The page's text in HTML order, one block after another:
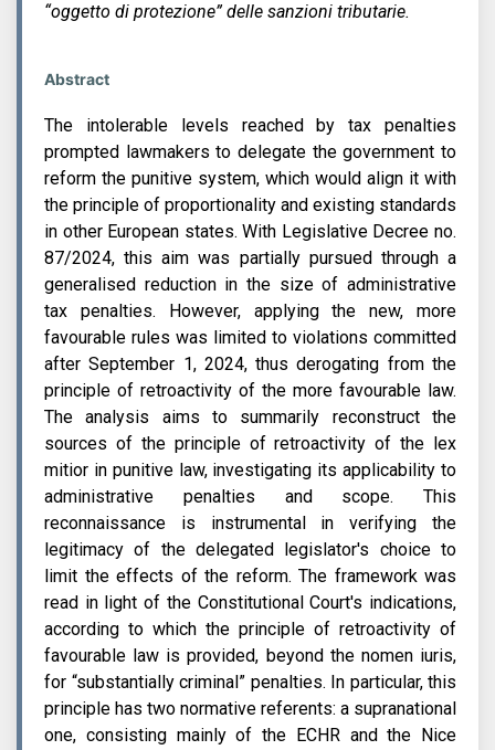
“oggetto di protezione” delle sanzioni tributarie.
Abstract
The intolerable levels reached by tax penalties
prompted lawmakers to delegate the government to
reform the punitive system, which would align it with
the principle of proportionality and existing standards
in other European states. With Legislative Decree no.
87/2024, this aim was partially pursued through a
generalised reduction in the size of administrative
tax penalties. However, applying the new, more
favourable rules was limited to violations committed
after September 1, 2024, thus derogating from the
principle of retroactivity of the more favourable law.
The analysis aims to summarily reconstruct the
sources of the principle of retroactivity of the lex
mitior in punitive law, investigating its applicability to
administrative penalties and scope. This
reconnaissance is instrumental in verifying the
legitimacy of the delegated legislator's choice to
limit the effects of the reform. The framework was
read in light of the Constitutional Court's indications,
according to which the principle of retroactivity of
favourable law is provided, beyond the nomen iuris,
for “substantially criminal” penalties. In particular, this
principle has two normative referents: a supranational
one, consisting mainly of the ECHR and the Nice